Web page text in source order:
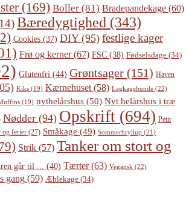
(169) Boller (81) Bradepandekage (60)
Bæredygtighed (343)
Cookies (37) DIY(95) festlige kager
Frø og kerner(67) FSC (38) Fødselsdage (34)
Glutenfri (44) Grøntsager (151) Haven
Kiks (19) Kærnehuset (58) Lagkagebunde (22)
(19) nythelårshus (50) Nyt helårshus i træ
Nødder (94) Opskrift (694) Petit
og ferier (27) Småkage (49) Sommerbryllup (21)
Strik (57) Tanker om stort og
går til ... (40) Tærter(63) Vegansk (22)
gang (59) Æblekage (34)